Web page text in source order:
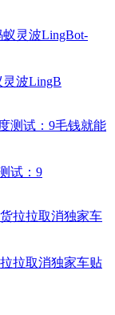
波LingB
试：9
拉取消独家车贴